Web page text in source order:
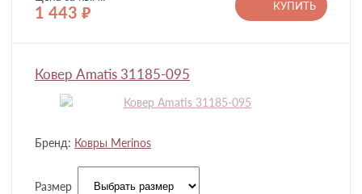
1 443 руб.
КУПИТЬ
Ковер Amatis 31185-095
Бренд: Ковры Merinos
Размер